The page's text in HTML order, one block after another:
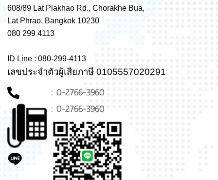
608/89 Lat Plakhao Rd., Chorakhe Bua,
Lat Phrao, Bangkok 10230
080 299 4113
ID Line : 080-299-4113
เลขประจำตัวผู้เสียภาษี 0105557020291
: 0-2766-3960
: 0-2766-3960